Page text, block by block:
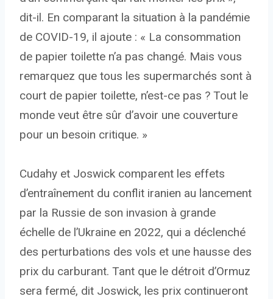
dit-il. En comparant la situation à la pandémie
de COVID-19, il ajoute : « La consommation
de papier toilette n’a pas changé. Mais vous
remarquez que tous les supermarchés sont à
court de papier toilette, n’est-ce pas ? Tout le
monde veut être sûr d’avoir une couverture
pour un besoin critique. »
Cudahy et Joswick comparent les effets
d’entraînement du conflit iranien au lancement
par la Russie de son invasion à grande
échelle de l’Ukraine en 2022, qui a déclenché
des perturbations des vols et une hausse des
prix du carburant. Tant que le détroit d’Ormuz
sera fermé, dit Joswick, les prix continueront